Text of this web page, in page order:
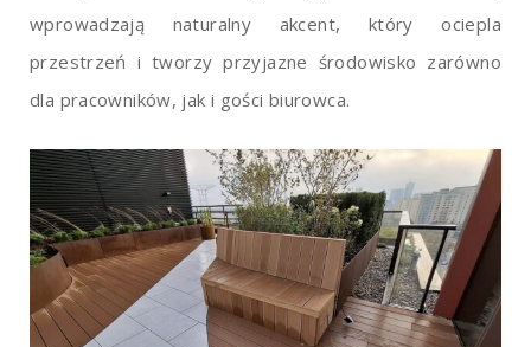
wprowadzają naturalny akcent, który ociepla
przestrzeń i tworzy przyjazne środowisko zarówno
dla pracowników, jak i gości biurowca.